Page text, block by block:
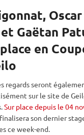
Oscar
Gaëtan
en
regards seront
sur le site de
Sur place depuis le 04
son dernier
ce week-end.